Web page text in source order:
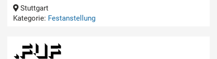
Stuttgart
Kategorie: Festanstellung